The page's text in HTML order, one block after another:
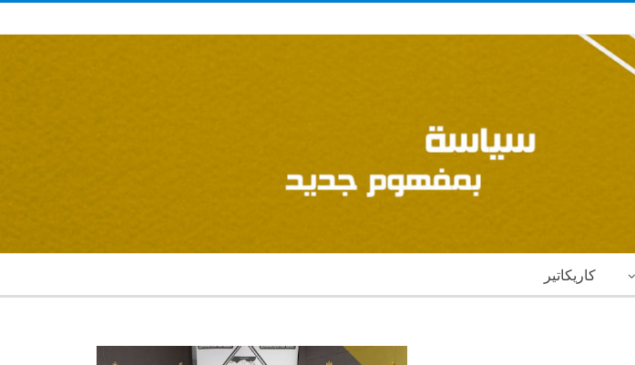
كاريكاتير